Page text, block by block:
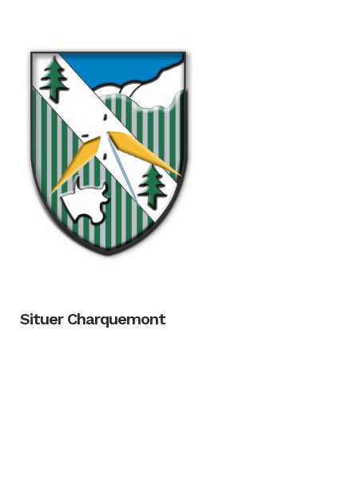
Situer Charquemont